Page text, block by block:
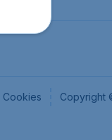
Cookies Copyright